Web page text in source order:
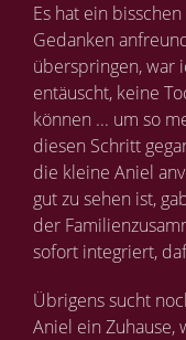
Es hat ein
Gedanken
überspringen, war
entäuscht, keine
können ... um so
diesen Schritt
die kleine Aniel
gut zu sehen ist,
der
sofort integriert,
Übrigens sucht
Aniel ein Zuhause,